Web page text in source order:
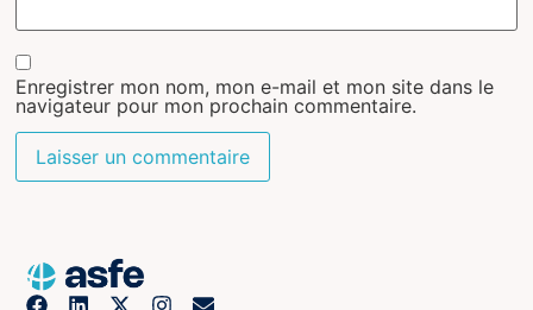
Enregistrer mon nom, mon e-mail et mon site dans le
navigateur pour mon prochain commentaire.